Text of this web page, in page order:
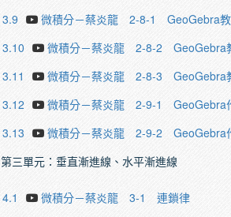
3.9
微積分－蔡炎龍 2-8-1 GeoGebra
3.10
微積分－蔡炎龍 2-8-2 GeoGebra
3.11
微積分－蔡炎龍 2-8-3
3.12
微積分－蔡炎龍 2-9-1 GeoGebra
3.13
微積分－蔡炎龍 2-9-2 GeoGebra
第三單元：垂直漸進線、水平漸進線
4.1
微積分－蔡炎龍 3-1 連鎖律